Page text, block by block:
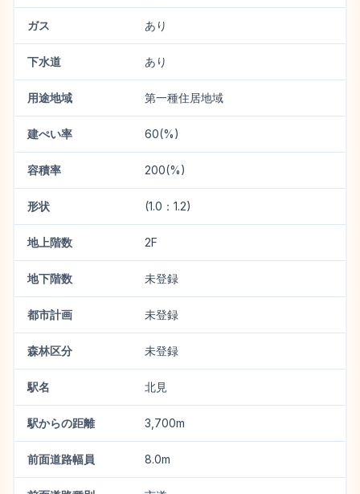
ガス あり
下水道 あり
用途地域 第一種住居地域
建ぺい率 60(%)
容積率 200(%)
形状 (1.0：1.2)
地上階数 2F
地下階数 未登録
都市計画 未登録
森林区分 未登録
駅名 北見
駅からの距離 3,700m
前面道路幅員 8.0m